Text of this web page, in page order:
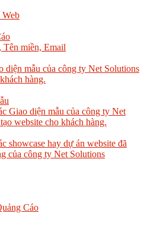
miền, Email
diện mẫu của công ty Net Solutions
hàng.
Giao diện mẫu của công ty Net
website cho khách hàng.
showcase hay dự án website đã
của công ty Net Solutions
Cáo